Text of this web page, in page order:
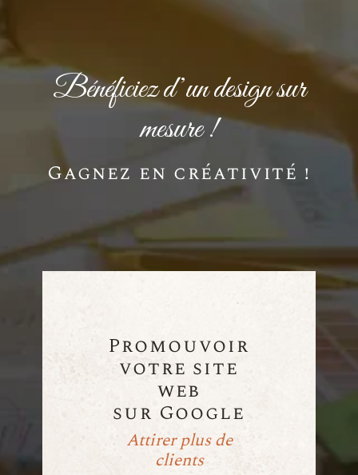
Bénéficiez d’un design sur
mesure !
Gagnez en créativité !
Promouvoir
votre site
web
sur Google
Attirer plus de
clients